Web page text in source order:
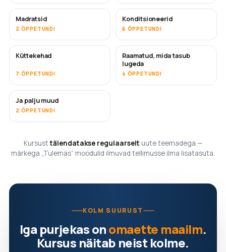
Madratsid
2 ÕPPETUNDI
TULEMAS
Konditsioneerid
6 ÕPPETUNDI
TULEMAS
Küttekehad
7 ÕPPETUNDI
TULEMAS
Raamatud, mida tasub
lugeda
4 ÕPPETUNDI
TULEMAS
Ja palju muud
2 ÕPPETUNDI
Kursusttäiendatakse regulaarselt uute teemadega —
märkega „Tulemas“ moodulid ilmuvad tellimusse ilma lisatasuta.
KOLM SUURUST
Iga purjekas onomaette maailm.
Kursus näitab neist kolme.